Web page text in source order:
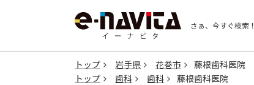
さぁ、今すぐ検索！
トップ 岩手県 花巻市
藤根歯科医院
トップ
歯科 歯科 藤根歯科医院